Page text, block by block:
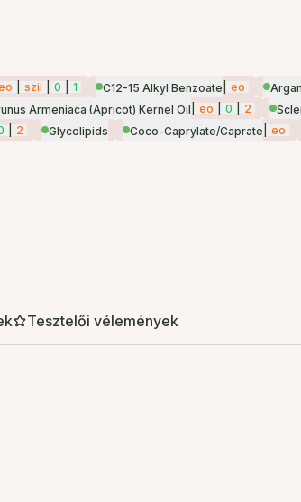
szil 0 1 C12-15 Alkyl Benzoate eo
Armeniaca (Apricot) Kernel Oil eo 0 2
2 Glycolipids Coco-Caprylate/Caprate eo
Tesztelői vélemények